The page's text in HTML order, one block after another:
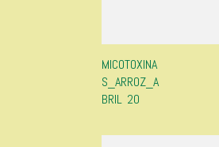
MICOTOXINA
S_ARROZ_A
BRIL 20